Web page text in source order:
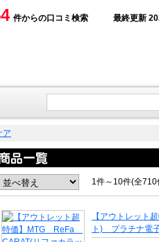
件からの口コミ検索 最終更新
ア
1件～10件(全
【アウトレッ
ト) プラチナ電